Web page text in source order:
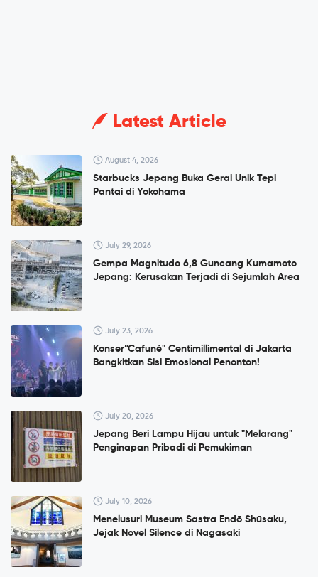
Latest Article
August 4, 2026
Starbucks Jepang Buka Gerai Unik Tepi
Pantai di Yokohama
July 29, 2026
Gempa Magnitudo 6,8 Guncang Kumamoto
Jepang: Kerusakan Terjadi di Sejumlah Area
July 23, 2026
Konser”Cafuné" Centimillimental di Jakarta
Bangkitkan Sisi Emosional Penonton!
July 20, 2026
Jepang Beri Lampu Hijau untuk "Melarang"
Penginapan Pribadi di Pemukiman
July 10, 2026
Menelusuri Museum Sastra Endō Shūsaku,
Jejak Novel Silence di Nagasaki